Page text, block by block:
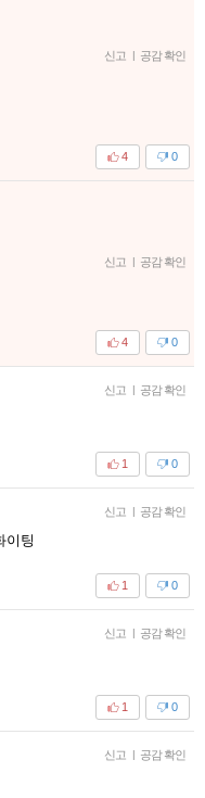
신고 | 공감 확인
0
4
신고 | 공감 확인
0
4
신고 | 공감 확인
0
1
신고 | 공감 확인
이팅
0
1
신고 | 공감 확인
0
1
신고 | 공감 확인